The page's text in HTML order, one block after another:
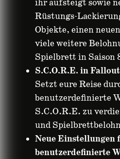
ihr aufsteigt sowie
Rüstungs-
Objekte, einen
viele weitere
Spielbrett in Saison
S.C.O.R.E. in
Setzt eure Reise
benutzerdefinierte
S.C.O.R.E. zu
und
Neue Einstellungen
benutzerdefinierte